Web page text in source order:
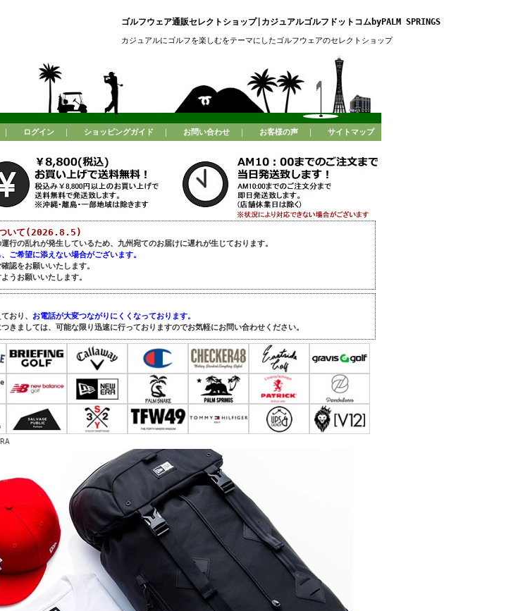
ゴルフウェア通販セレクトショップ|カジュアルゴルフドットコムbyPALM SPRINGS
カジュアルにゴルフを楽しむをテーマにしたゴルフウェアのセレクトショップ
｜ ログイン ｜ ショッピングガイド ｜ お問い合わせ ｜ お客様の声 ｜ サイトマップ
ついて(2026.8.5)
行の乱れが発生しているため、九州宛てのお届けに遅れが生じております。
ご希望に添えない場合がございます。
認をお願いいたします。
うお願いいたします。
おり、 お電話が大変つながりにくくなっております。
きましては、可能な限り迅速に行っておりますのでお気軽にお問い合わせください。